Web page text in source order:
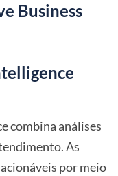
Business
combina análises
As
por meio